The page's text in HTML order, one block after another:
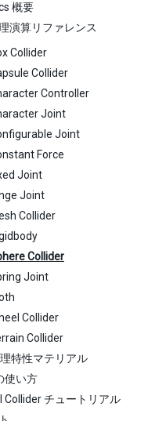
概要
演算リファレンス
Collider
Collider
Controller
Joint
Joint
Force
Joint
Joint
Collider
Collider
Joint
Collider
Collider
特性マテリアル
使い方
Collider チュートリアル